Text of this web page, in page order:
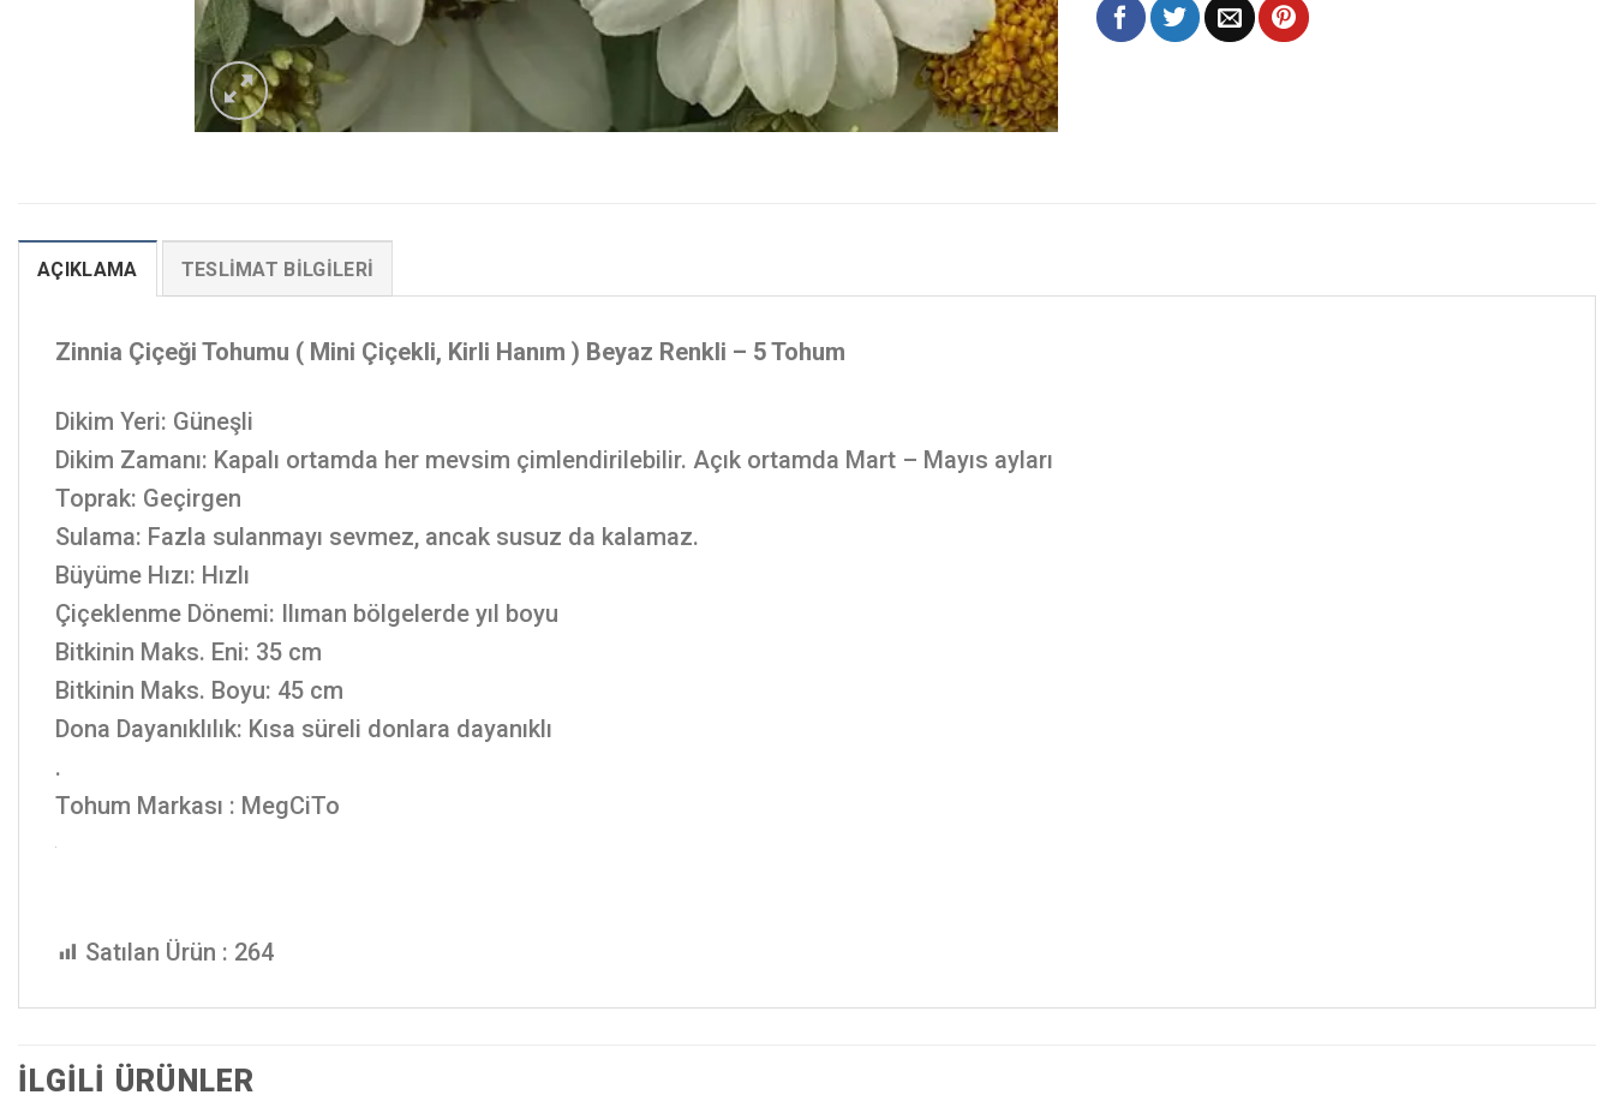
AÇIKLAMA TESLIMAT BILGILERI
Zinnia Çiçeği Tohumu ( Mini Çiçekli, Kirli Hanım ) Beyaz Renkli – 5 Tohum
Dikim Yeri: Güneşli
Dikim Zamanı: Kapalı ortamda her mevsim çimlendirilebilir. Açık ortamda Mart – Mayıs ayları
Toprak: Geçirgen
Sulama: Fazla sulanmayı sevmez, ancak susuz da kalamaz.
Büyüme Hızı: Hızlı
Çiçeklenme Dönemi: Ilıman bölgelerde yıl boyu
Bitkinin Maks. Eni: 35 cm
Bitkinin Maks. Boyu: 45 cm
Dona Dayanıklılık: Kısa süreli donlara dayanıklı
.
Tohum Markası : MegCiTo
Satılan Ürün : 264
İLGILI ÜRÜNLER